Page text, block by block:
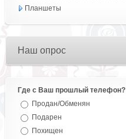
Планшеты
Наш опрос
Где с Ваш прошлый телефон?
Продан/Обменян
Подарен
Похищен